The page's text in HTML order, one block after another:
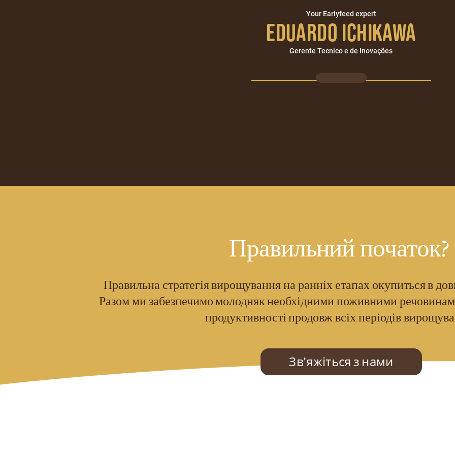
Your Earlyfeed expert
Eduardo Ichikawa
Gerente Tecnico e de Inovações
Правильний початок?
Правильна стратегія вирощування на ранніх етапах окупиться в
Разом ми забезпечимо молодняк необхідними поживними
продуктивності продовж всіх періодів
Зв'яжіться з нами